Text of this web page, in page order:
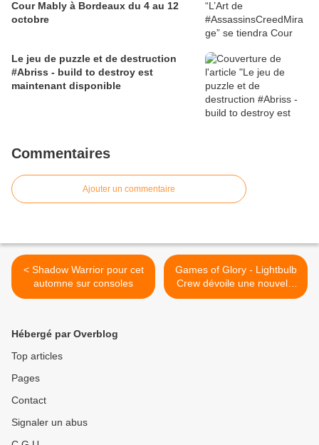
Cour Mably à Bordeaux du 4 au 12
octobre
Le jeu de puzzle et de destruction
#Abriss - build to destroy est
maintenant disponible
Commentaires
Ajouter un commentaire
< Shadow Warrior pour cet
automne sur consoles
Games of Glory - Lightbulb
Crew dévoile une nouvelle
vidéo de gameplay‏ >
Hébergé par Overblog
Top articles
Pages
Contact
Signaler un abus